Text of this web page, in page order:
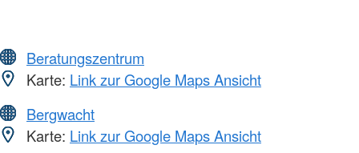
Beratungszentrum
Karte: Link zur Google Maps Ansicht
Bergwacht
Karte: Link zur Google Maps Ansicht